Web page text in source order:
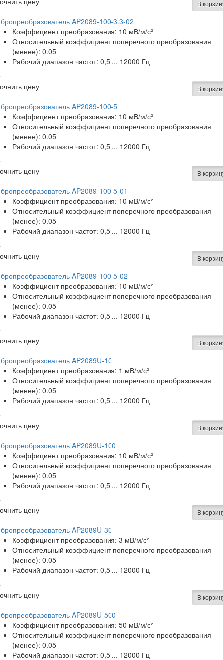
В
AP2089-100-3.3-02
Коэффициент преобразования: 10 мВ/м/с²
Относительный коэффициент поперечного преобразования
(менее): 0.05
Рабочий диапазон частот: 0,5 ... 12000 Гц
В
цену
AP2089-100-5
Коэффициент преобразования: 10 мВ/м/с²
Относительный коэффициент поперечного преобразования
(менее): 0.05
Рабочий диапазон частот: 0,5 ... 12000 Гц
В
цену
AP2089-100-5-01
Коэффициент преобразования: 10 мВ/м/с²
Относительный коэффициент поперечного преобразования
(менее): 0.05
Рабочий диапазон частот: 0,5 ... 12000 Гц
В
цену
AP2089-100-5-02
Коэффициент преобразования: 10 мВ/м/с²
Относительный коэффициент поперечного преобразования
(менее): 0.05
Рабочий диапазон частот: 0,5 ... 12000 Гц
В
цену
AP2089U-10
Коэффициент преобразования: 1 мВ/м/с²
Относительный коэффициент поперечного преобразования
(менее): 0.05
Рабочий диапазон частот: 0,5 ... 12000 Гц
В
цену
AP2089U-100
Коэффициент преобразования: 10 мВ/м/с²
Относительный коэффициент поперечного преобразования
(менее): 0.05
Рабочий диапазон частот: 0,5 ... 12000 Гц
В
цену
AP2089U-30
Коэффициент преобразования: 3 мВ/м/с²
Относительный коэффициент поперечного преобразования
(менее): 0.05
Рабочий диапазон частот: 0,5 ... 12000 Гц
В
цену
AP2089U-500
Коэффициент преобразования: 50 мВ/м/с²
Относительный коэффициент поперечного преобразования
(менее): 0.05
Рабочий диапазон частот: 0,5 ... 12000 Гц